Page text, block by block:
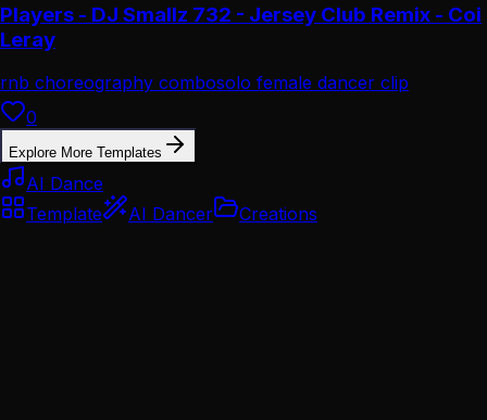
Players - DJ Smallz 732 - Jersey Club Remix - Coi
Leray
rnb choreography combosolo female dancer clip
0
Explore More Templates
AI Dance
Template
AI Dancer Creations